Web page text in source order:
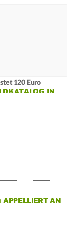
120 Euro
IN F
APPELLIERT AN